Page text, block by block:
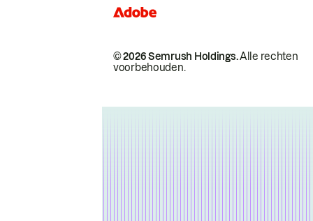
© 2026 Semrush Holdings.Alle rechten
voorbehouden.